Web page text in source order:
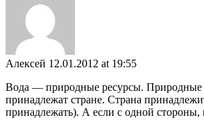
Алексей 12.01.2012 at 19:55
Вода — природные ресурсы. Природные
принадлежат стране. Страна
принадлежать). А если с одной стороны,